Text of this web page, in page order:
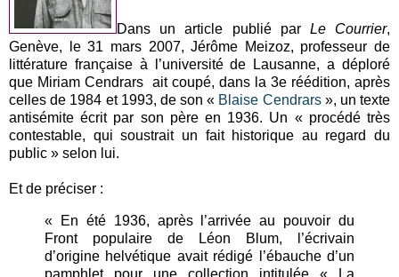
Dans un article publié par Le Courrier,
Genève, le 31 mars 2007, Jérôme Meizoz, professeur de
littérature française à l’université de Lausanne, a déploré
que Miriam Cendrars ait coupé, dans la 3e réédition, après
celles de 1984 et 1993, de son « Blaise Cendrars», un texte
antisémite écrit par son père en 1936. Un « procédé très
contestable, qui soustrait un fait historique au regard du
public » selon lui.
Et de préciser :
« En été 1936, après l’arrivée au pouvoir du
Front populaire de Léon Blum, l’écrivain
d’origine helvétique avait rédigé l’ébauche d’un
pamphlet pour une collection intitulée « La